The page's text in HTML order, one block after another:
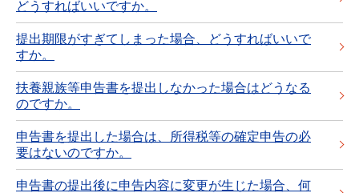
どうすればいいですか。
提出期限がすぎてしまった場合、どうすればいいで
すか。
扶養親族等申告書を提出しなかった場合はどうなる
のですか。
申告書を提出した場合は、所得税等の確定申告の必
要はないのですか。
申告書の提出後に申告内容に変更が生じた場合、何